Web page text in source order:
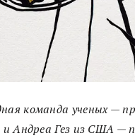
команда ученых —
и Андреа Гез из США —